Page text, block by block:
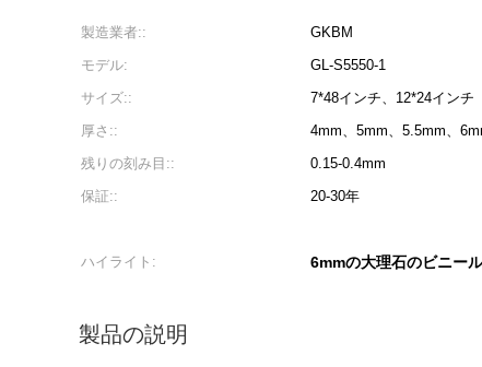
製造業者:: GKBM
モデル:
GL-S5550-1
サイズ::
7*48インチ、12*24インチ
厚さ::
4mm、5mm、5.5mm、
残りの刻み目::
0.15-0.4mm
保証::
20-30年
ハイライト:
6mmの大理石のビニー
製品の説明